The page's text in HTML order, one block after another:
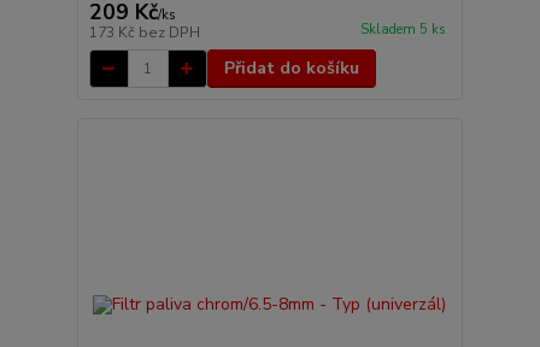
209 Kč/ks
173 Kč bez DPH Skladem 5 ks
Přidat do košíku